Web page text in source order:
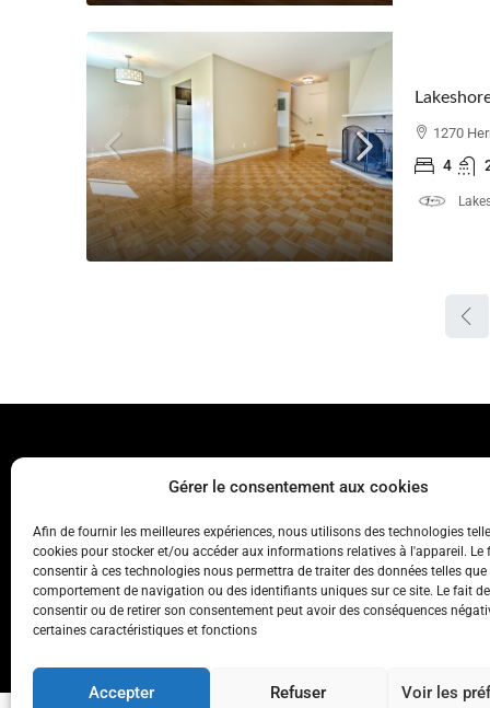
Gérer le consentement aux cookies
Afin de fournir les meilleures expériences, nous utilisons des technologies
cookies pour stocker et/ou accéder aux informations relatives à l'appareil. Le
consentir à ces technologies nous permettra de traiter des données telles que
comportement de navigation ou des identifiants uniques sur ce site. Le fait
consentir ou de retirer son consentement peut avoir des conséquences
certaines caractéristiques et fonctions
Accepter Refuser Voir les
1270
4